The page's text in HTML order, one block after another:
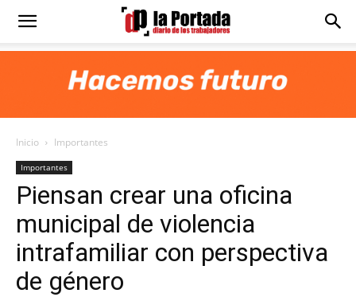
Diario
Portada
Inicio Importantes
Importantes
Piensan crear una oficina
municipal de violencia
intrafamiliar con perspectiva
de género